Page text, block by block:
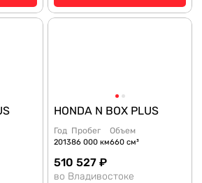
HONDA N BOX PLUS
Год
2013
Пробег
86 000 км
Объем
660 см³
510 527 ₽
во Владивостоке